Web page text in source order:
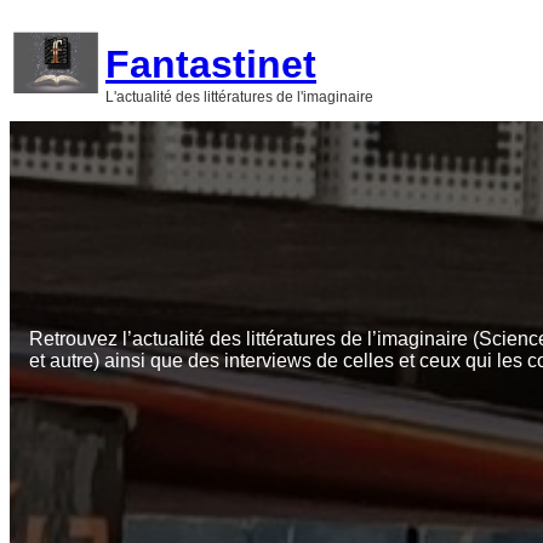
contenu
Fantastinet
L'actualité des littératures de l'imaginaire
Retrouvez l’actualité des littératures de l’imaginaire
et autre) ainsi que des interviews de celles et ceux qui les